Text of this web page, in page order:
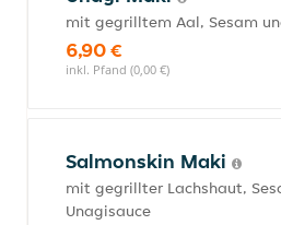
mit gegrilltem Aal, Sesam
6,90 €
inkl. Pfand (0,00 €)
Salmonskin Maki
mit gegrillter Lachshaut,
Unagisauce